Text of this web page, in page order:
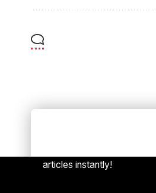
articles instantly!